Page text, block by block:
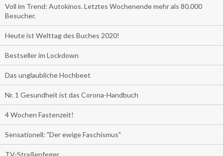
Voll im Trend: Autokinos. Letztes Wochenende mehr als 80.000
Besucher.
Heute ist Welttag des Buches 2020!
Bestseller im Lockdown
Das unglaubliche Hochbeet
Nr. 1 Gesundheit ist das Corona-Handbuch
4 Wochen Fastenzeit!
Sensationell: "Der ewige Faschismus"
TV-Straßenfeger